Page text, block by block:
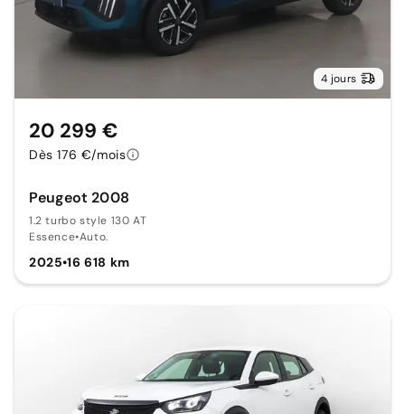
4 jours
Peugeot 2008
1.2 turbo style 130 AT
Essence•Auto.
2025•16 618 km
20 299 €
Dès 176 €/mois